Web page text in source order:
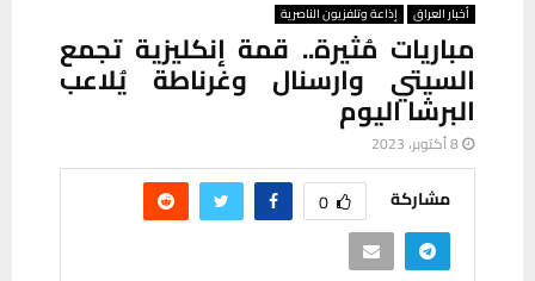
أخبار العراق إذاعة وتلفزيون الناصرية
مباريات مُثيرة.. قمة إنكليزية تجمع
السيتي وارسنال وغرناطة يُلاعب
البرشا اليوم
8 أكتوبر، 2023
مشاركة 0